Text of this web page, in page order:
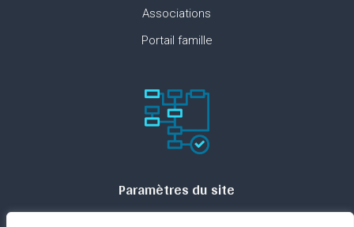
Associations
Portail famille
Paramètres du site